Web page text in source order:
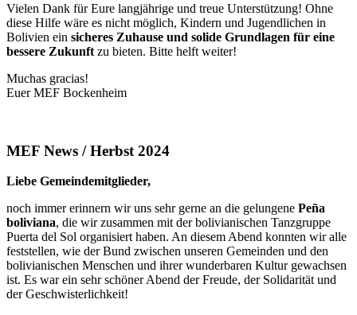
Vielen Dank für Eure langjährige und treue Unterstützung! Ohne
diese Hilfe wäre es nicht möglich, Kindern und Jugendlichen in
Bolivien ein sicheres Zuhause und solide Grundlagen für eine
bessere Zukunft zu bieten. Bitte helft weiter!
Muchas gracias!
Euer MEF Bockenheim
MEF News / Herbst 2024
Liebe Gemeindemitglieder,
noch immer erinnern wir uns sehr gerne an die gelungene Peña
boliviana, die wir zusammen mit der bolivianischen Tanzgruppe
Puerta del Sol organisiert haben. An diesem Abend konnten wir alle
feststellen, wie der Bund zwischen unseren Gemeinden und den
bolivianischen Menschen und ihrer wunderbaren Kultur gewachsen
ist. Es war ein sehr schöner Abend der Freude, der Solidarität und
der Geschwisterlichkeit!